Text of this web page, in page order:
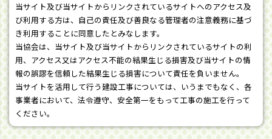
当サイト及び当サイトからリンクされているサイトへのアクセス及
び利用する方は、自己の責任及び善良なる管理者の注意義務に基づ
き利用することに同意したとみなします。
当協会は、当サイト及び当サイトからリンクされているサイトの利
用、アクセス又はアクセス不能の結果生じる損害及び当サイトの情
報の誤謬を信頼した結果生じる損害について責任を負いません。
当サイトを活用して行う建設工事については、いうまでもなく、各
事業者において、法令遵守、安全第一をもって工事の施工を行って
ください。